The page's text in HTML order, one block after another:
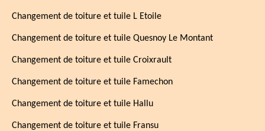
Changement de toiture et tuile L Etoile
Changement de toiture et tuile Quesnoy Le Montant
Changement de toiture et tuile Croixrault
Changement de toiture et tuile Famechon
Changement de toiture et tuile Hallu
Changement de toiture et tuile Fransu